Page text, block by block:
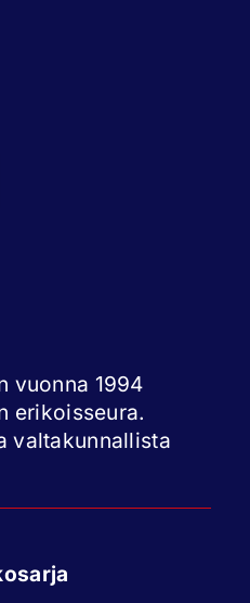
vuonna 1994
erikoisseura.
valtakunnallista